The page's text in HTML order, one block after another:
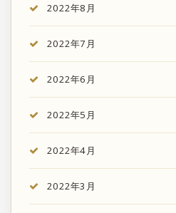
2022年8月
2022年7月
2022年6月
2022年5月
2022年4月
2022年3月